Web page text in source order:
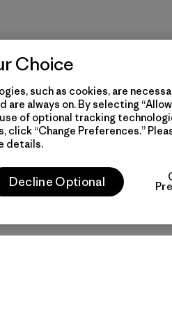
Choice
such as cookies, are
always on. By selecting “Allow
of optional tracking
click “Change Preferences.”
details.
Decline Optional